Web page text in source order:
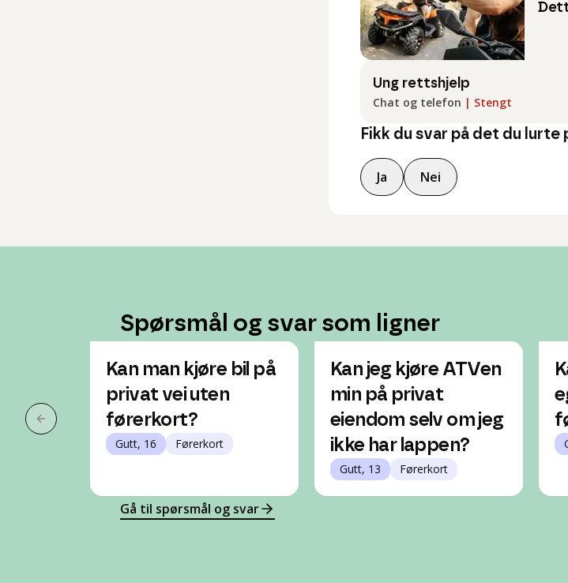
Ung rettshjelp
Chat og telefon | Stengt
Fikk du svar på det du lurte
Ja Nei
Spørsmål og svar som ligner
Forrige slide
Kan man kjøre bil på
privat vei uten
førerkort?
Gutt, 16 Førerkort
Kan jeg kjøre ATVen
min på privat
eiendom selv om jeg
ikke har lappen?
Gutt, 13 Førerkort
Gå til spørsmål og svar